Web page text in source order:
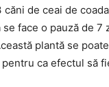
căni de ceai de
se face o pauză de 7
plantă se
ca efectul să